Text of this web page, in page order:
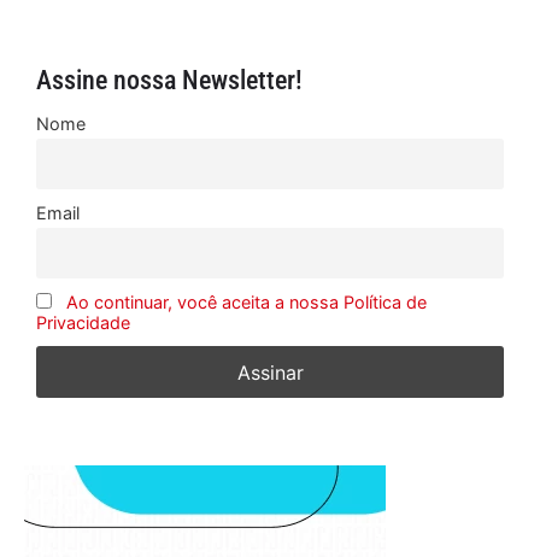
Assine nossa Newsletter!
Nome
Email
Ao continuar, você aceita a nossa Política de
Privacidade